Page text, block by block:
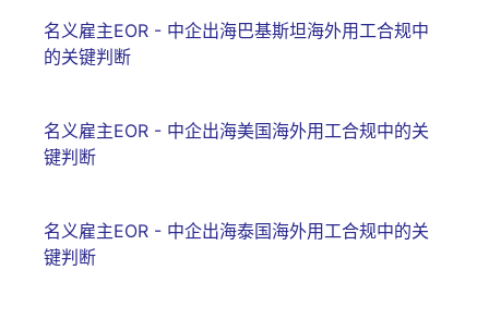
名义雇主EOR - 中企出海巴基斯坦海外用工合规中
的关键判断
名义雇主EOR - 中企出海美国海外用工合规中的关
键判断
名义雇主EOR - 中企出海泰国海外用工合规中的关
键判断